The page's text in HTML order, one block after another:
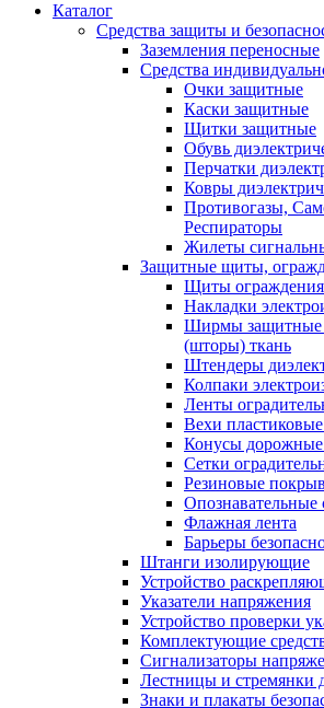
Каталог
Средства защиты и
Заземления переносные
Средства
Очки защитные
Каски защитные
Щитки защитные
Обувь
Перчатки
Ковры
Противогазы,
Респираторы
Жилеты
Защитные щиты,
Щиты ограждения
Накладки
Ширмы защитные
(шторы) ткань
Штендеры
Колпаки
Ленты
Вехи
Конусы дорожные
Сетки
Резиновые
Опознавательные
Флажная лента
Барьеры
Штанги изолирующие
Устройство
Указатели напряжения
Устройство проверки
Комплектующие
Сигнализаторы
Лестницы и стремянки
Знаки и плакаты